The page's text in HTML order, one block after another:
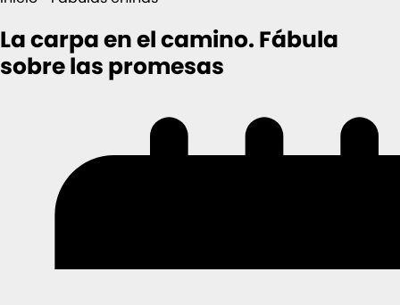
La carpa en el camino. Fábula
sobre las promesas